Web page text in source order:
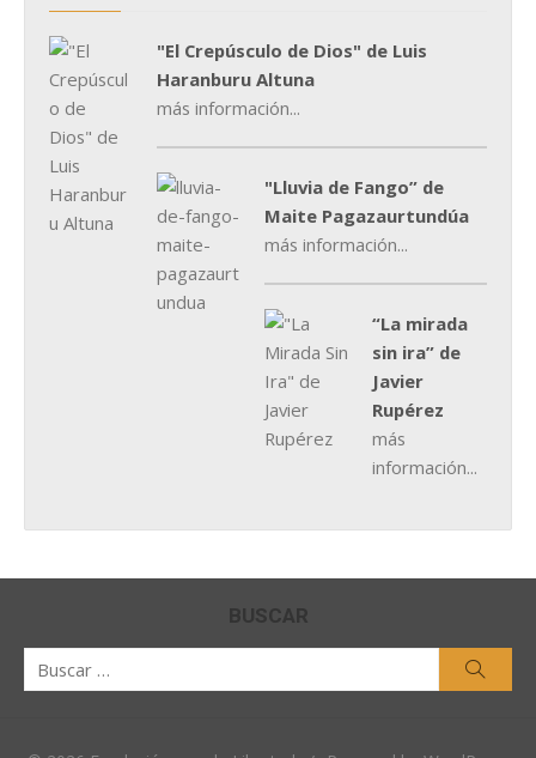
"El Crepúsculo de Dios" de Luis
Haranburu Altuna
más información...
"Lluvia de Fango” de
Maite Pagazaurtundúa
más información...
“La mirada
sin ira” de
Javier
Rupérez
más
información...
BUSCAR